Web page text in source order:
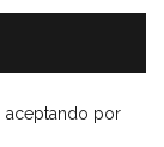
aceptando por